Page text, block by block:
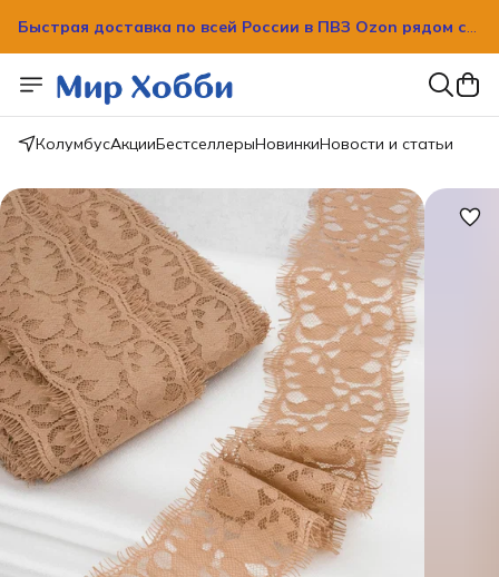
вашим домом!
вашим домом!
КолумбусАкцииБестселлерыНовинкиНовости и статьи